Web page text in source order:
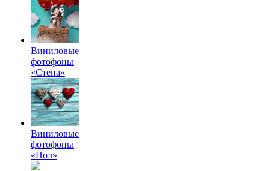
Виниловые
фотофоны
«Стена»
Виниловые
фотофоны
«Пол»